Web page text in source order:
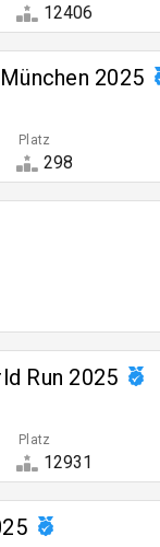
12406
2025
Platz
298
Run 2025
Platz
12931